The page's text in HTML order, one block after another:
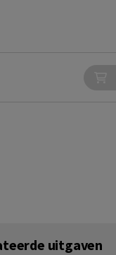
uitgaven